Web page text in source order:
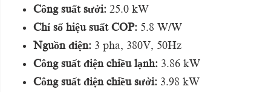
Công suất sưởi: 25.0 kW
Chỉ số hiệu suất COP: 5.8 W/W
Nguồn điện: 3 pha, 380V, 50Hz
Công suất điện chiều lạnh: 3.86 kW
Công suất điện chiều sưởi: 3.98 kW